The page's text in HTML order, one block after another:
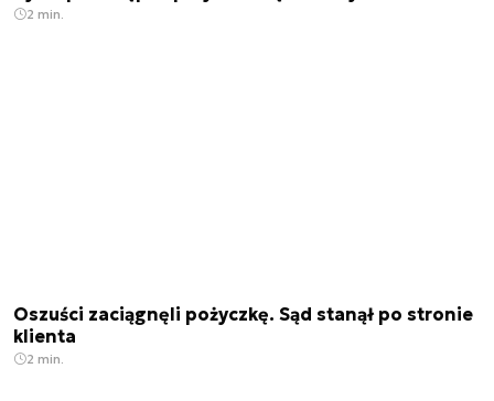
2 min.
Oszuści zaciągnęli pożyczkę. Sąd stanął po stronie
klienta
2 min.